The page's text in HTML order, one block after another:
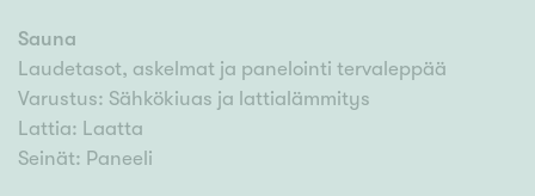
Sauna
Laudetasot, askelmat ja panelointi tervaleppää
Varustus: Sähkökiuas ja lattialämmitys
Lattia: Laatta
Seinät: Paneeli